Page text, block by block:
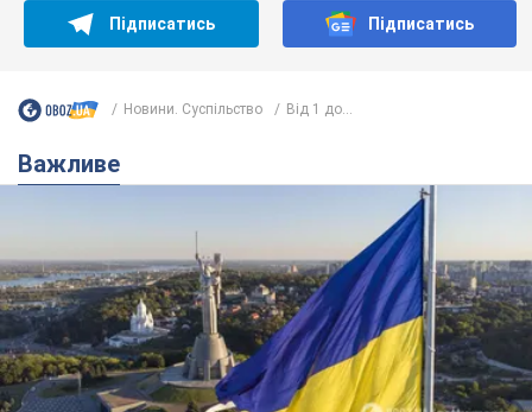
Підписатись Підписатись
Новини. Суспільство Від 1 до...
Важливе